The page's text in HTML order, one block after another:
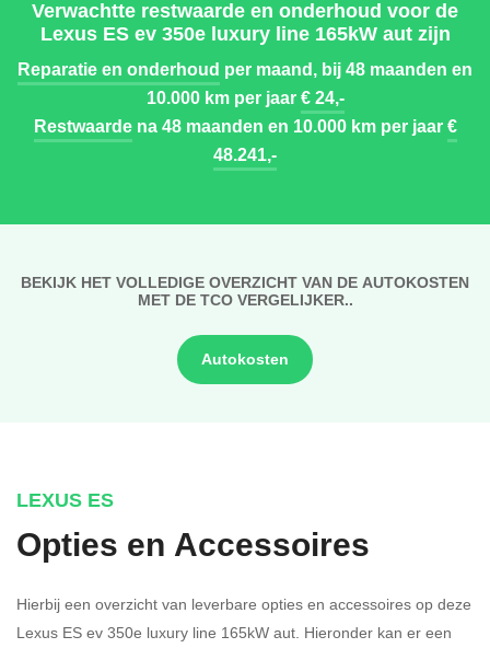
Verwachtte restwaarde en onderhoud voor de
Lexus ES ev 350e luxury line 165kW aut zijn
Reparatie en onderhoud per maand, bij 48 maanden en
10.000 km per jaar€ 24,-
Restwaardena 48 maanden en 10.000 km per jaar€
48.241,-
BEKIJK HET VOLLEDIGE OVERZICHT VAN DE AUTOKOSTEN
MET DE TCO VERGELIJKER..
Autokosten
LEXUS ES
Opties en Accessoires
Hierbij een overzicht van leverbare opties en accessoires op deze
Lexus ES ev 350e luxury line 165kW aut. Hieronder kan er een